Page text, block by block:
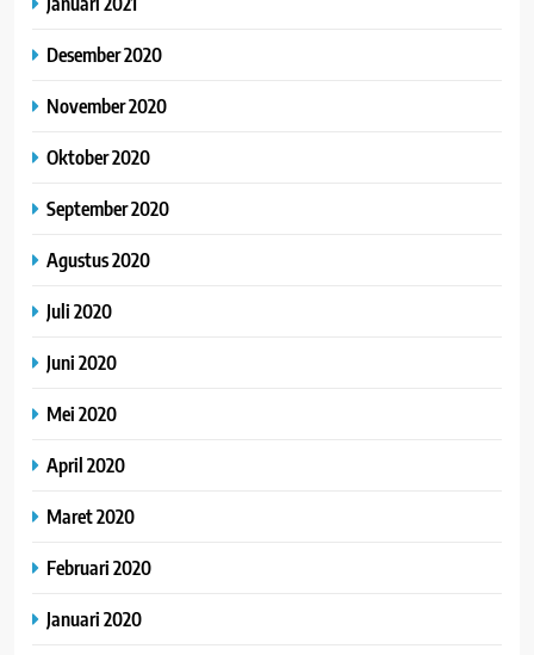
Desember 2020
November 2020
Oktober 2020
September 2020
Agustus 2020
Juli 2020
Juni 2020
Mei 2020
April 2020
Maret 2020
Februari 2020
Januari 2020